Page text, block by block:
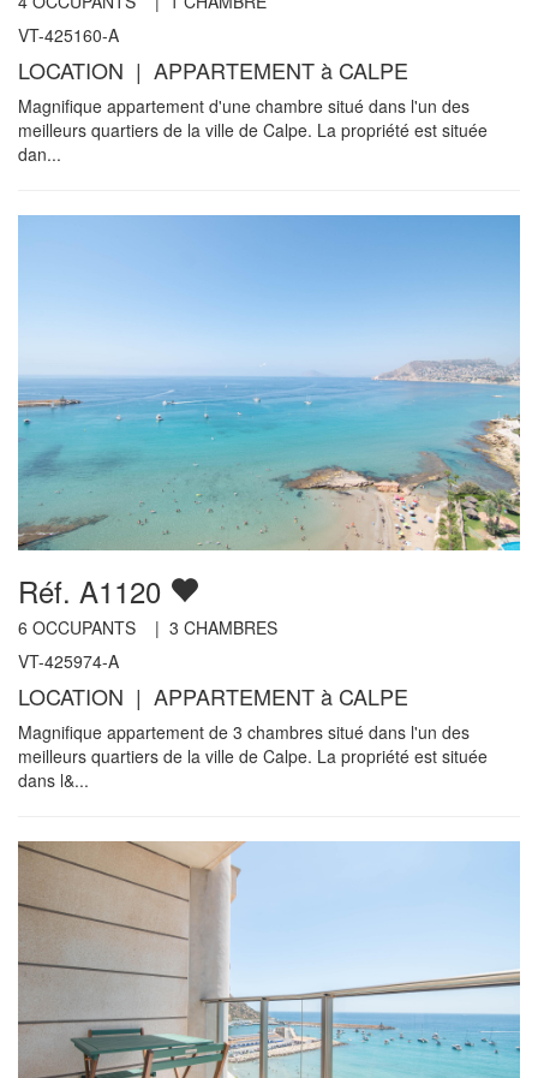
VT-425160-A
LOCATION | APPARTEMENT à CALPE
Magnifique appartement d'une chambre situé dans l'un des
meilleurs quartiers de la ville de Calpe. La propriété est située
dan...
Réf. A1120
6 OCCUPANTS | 3 CHAMBRES
VT-425974-A
LOCATION | APPARTEMENT à CALPE
Magnifique appartement de 3 chambres situé dans l'un des
meilleurs quartiers de la ville de Calpe. La propriété est située
dans l&...